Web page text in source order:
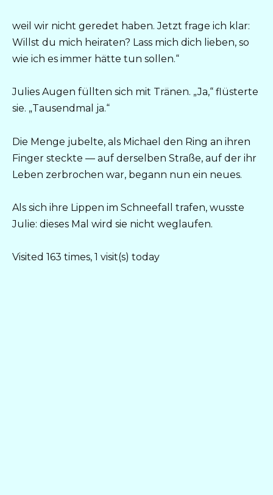
weil wir nicht geredet haben. Jetzt frage ich klar:
Willst du mich heiraten? Lass mich dich lieben, so
wie ich es immer hätte tun sollen.“
Julies Augen füllten sich mit Tränen. „Ja,“ flüsterte
sie. „Tausendmal ja.“
Die Menge jubelte, als Michael den Ring an ihren
Finger steckte — auf derselben Straße, auf der ihr
Leben zerbrochen war, begann nun ein neues.
Als sich ihre Lippen im Schneefall trafen, wusste
Julie: dieses Mal wird sie nicht weglaufen.
Visited 163 times, 1 visit(s) today